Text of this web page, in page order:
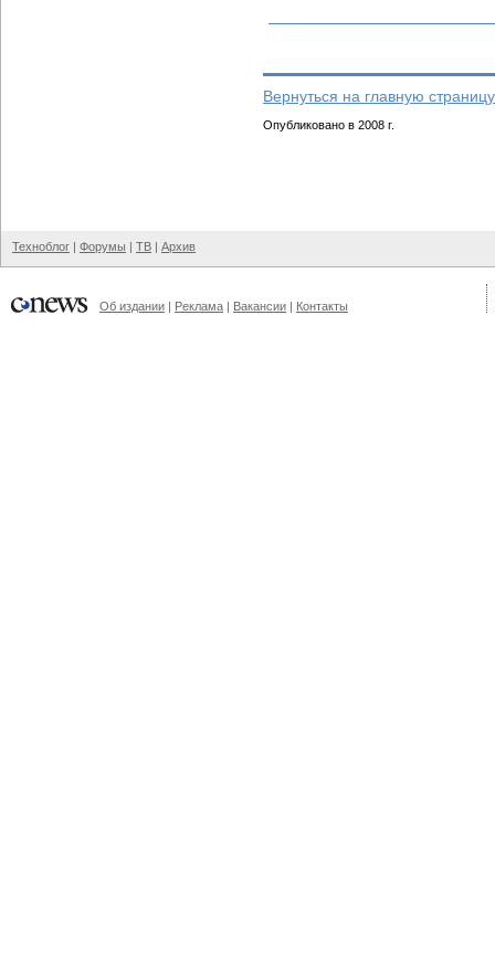
Вернуться на главную
Опубликовано в 2008 г.
Техноблог | Форумы | ТВ | Архив
Об издании | Реклама | Вакансии | Контакты